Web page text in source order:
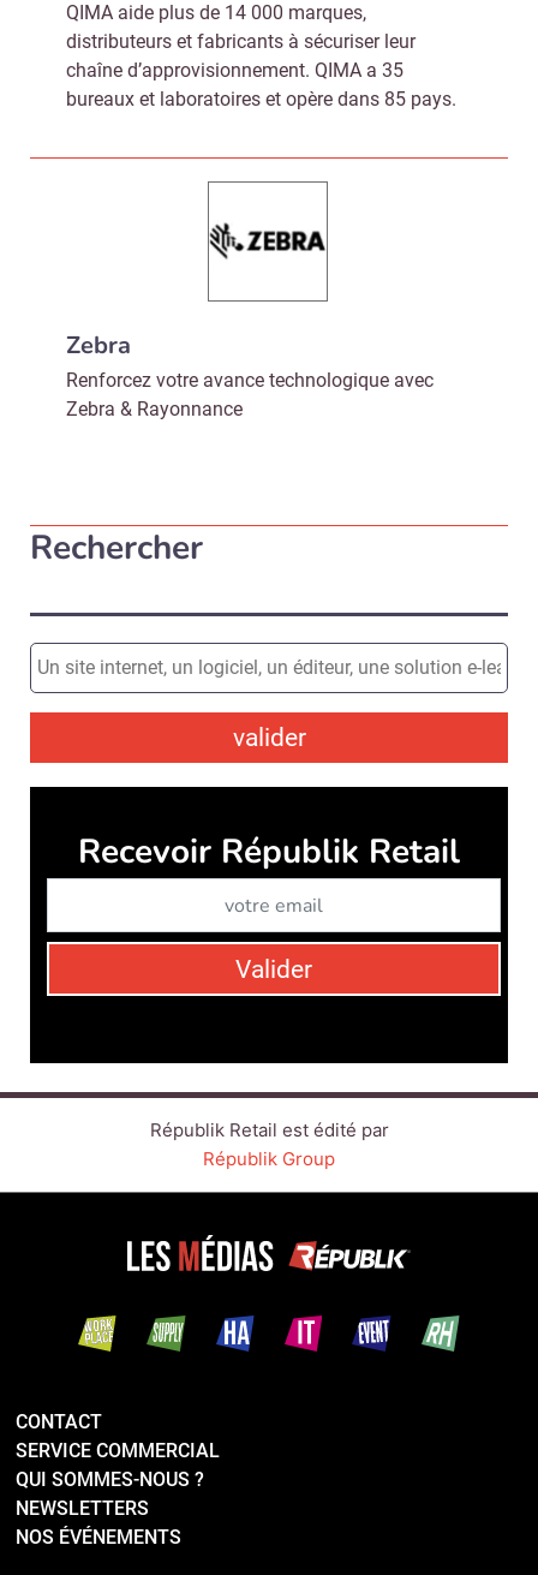
QIMA aide plus de 14 000 marques,
distributeurs et fabricants à sécuriser leur
chaîne d’approvisionnement. QIMA a 35
bureaux et laboratoires et opère dans 85 pays.
Zebra
Renforcez votre avance technologique avec
Zebra & Rayonnance
Rechercher
valider
Recevoir Républik Retail
Valider
Républik Retail est édité par
Républik Group
CONTACT
SERVICE COMMERCIAL
QUI SOMMES-NOUS ?
NEWSLETTERS
NOS ÉVÉNEMENTS